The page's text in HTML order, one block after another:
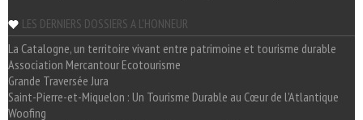
LES DERNIERS DOSSIERS A L'HONNEUR
La Catalogne, un territoire vivant entre patrimoine et tourisme durable
Association Mercantour Ecotourisme
Grande Traversée Jura
Saint-Pierre-et-Miquelon : Un Tourisme Durable au Cœur de l'Atlantique
Woofing